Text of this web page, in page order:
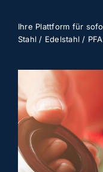
Ihre Plattform für
Stahl / Edelstahl /